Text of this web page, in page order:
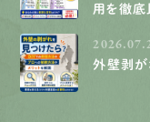
用を徹底
外壁剥が